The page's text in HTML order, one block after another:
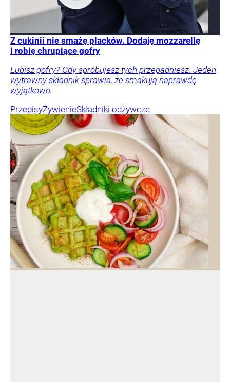
Z cukinii nie smażę placków. Dodaję mozzarellę
i robię chrupiące gofry
Lubisz gofry? Gdy spróbujesz tych przepadniesz. Jeden
wytrawny składnik sprawia, że smakują naprawdę
wyjątkowo.
PrzepisyŻywienieSkładniki odżywcze